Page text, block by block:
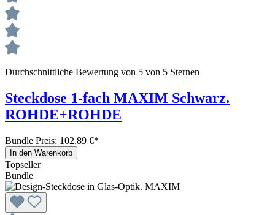
Durchschnittliche Bewertung von 5 von 5 Sternen
Steckdose 1-fach MAXIM Schwarz.
ROHDE+ROHDE
Bundle Preis: 102,89 €*
In den Warenkorb
Topseller
Bundle